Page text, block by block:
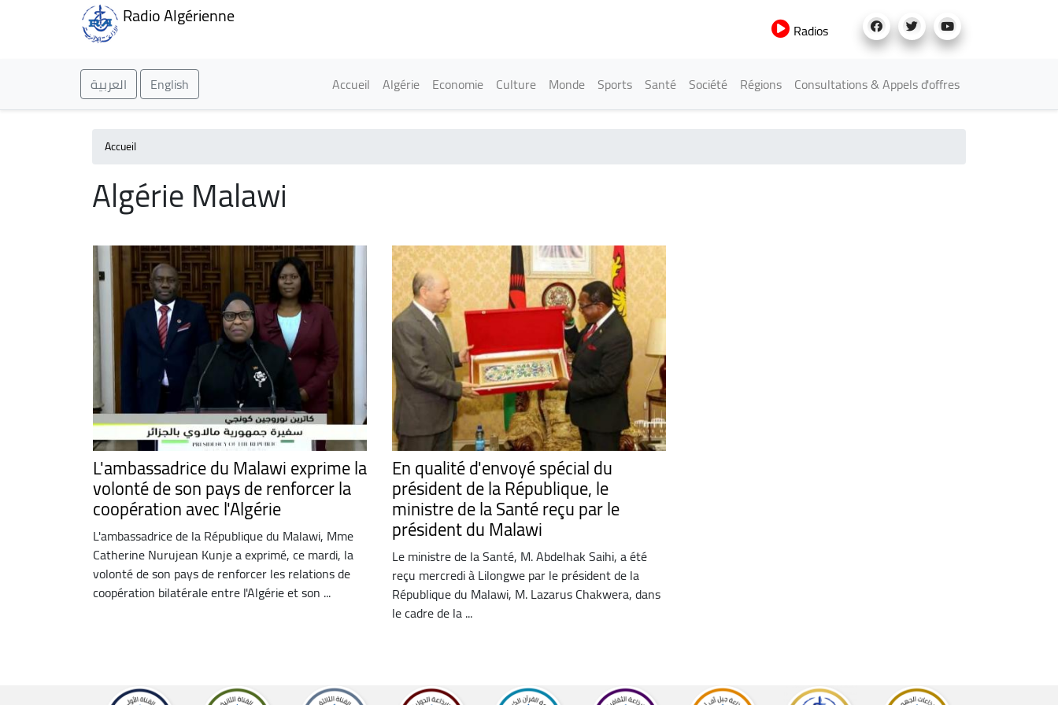
Radio Algérienne
Radios
العربية English Main navigation
Accueil Algérie Economie Culture Monde Sports Santé Société Régions Consultations & Appels d'offres
Accueil
Algérie Malawi
L'ambassadrice du Malawi exprime la
volonté de son pays de renforcer la
coopération avec l'Algérie
L'ambassadrice de la République du Malawi, Mme
Catherine Nurujean Kunje a exprimé, ce mardi, la
volonté de son pays de renforcer les relations de
coopération bilatérale entre l'Algérie et son ...
En qualité d'envoyé spécial du
président de la République, le
ministre de la Santé reçu par le
président du Malawi
Le ministre de la Santé, M. Abdelhak Saihi, a été
reçu mercredi à Lilongwe par le président de la
République du Malawi, M. Lazarus Chakwera, dans
le cadre de la ...